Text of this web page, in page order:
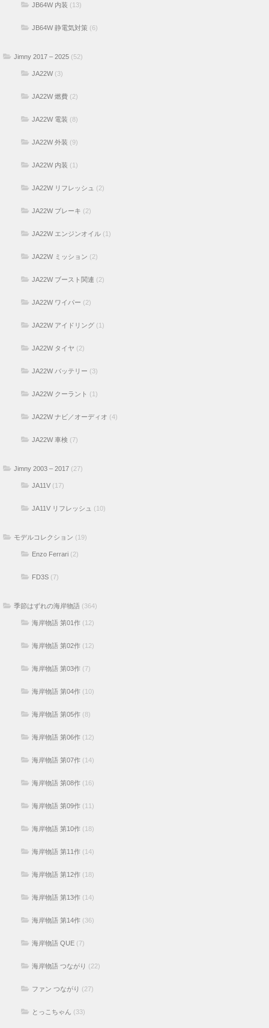
JB64W 内装 (13)
JB64W 静電気対策 (6)
Jimny 2017 – 2025 (52)
JA22W(3)
JA22W 燃費 (2)
JA22W 電装 (8)
JA22W 外装 (9)
JA22W 内装 (1)
JA22W リフレッシュ (2)
JA22W ブレーキ (2)
JA22W エンジンオイル (1)
JA22W ミッション (2)
JA22W ブースト関連 (2)
JA22W ワイパー (2)
JA22W アイドリング (1)
JA22W タイヤ (2)
JA22W バッテリー (3)
JA22W クーラント (1)
JA22W ナビ／オーディオ (4)
JA22W 車検 (7)
Jimny 2003 – 2017 (27)
JA11V (17)
JA11V リフレッシュ (10)
モデルコレクション (19)
Enzo Ferrari (2)
FD3S (7)
季節はずれの海岸物語 (364)
海岸物語 第01作 (12)
海岸物語 第02作 (12)
海岸物語 第03作 (7)
海岸物語 第04作 (10)
海岸物語 第05作 (8)
海岸物語 第06作 (12)
海岸物語 第07作 (14)
海岸物語 第08作 (16)
海岸物語 第09作 (11)
海岸物語 第10作 (18)
海岸物語 第11作 (14)
海岸物語 第12作 (18)
海岸物語 第13作 (14)
海岸物語 第14作 (36)
海岸物語 QUE (7)
海岸物語 つながり (22)
ファン つながり (27)
とっこちゃん (33)